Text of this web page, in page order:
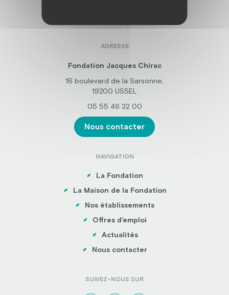
ADRESSE
Fondation Jacques Chirac
16 boulevard de la Sarsonne,
19200 USSEL
05 55 46 32 00
Nous contacter
NAVIGATION
La Fondation
La Maison de la Fondation
Nos établissements
Offres d’emploi
Actualités
Nous contacter
SUIVEZ-NOUS SUR